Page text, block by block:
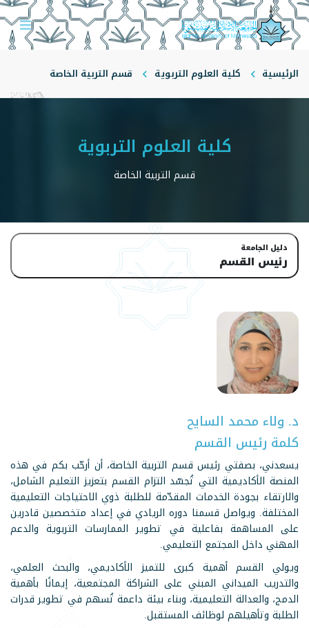
الرئيسية كلية العلوم التربوية قسم التربية الخاصة
كلية العلوم التربوية
قسم التربية الخاصة
دليل الجامعة
رئيس القسم
د. ولاء محمد السايح
كلمة رئيس القسم
يسعدني، بصفتي رئيس قسم التربية الخاصة، أن أرحّب بكم في هذه
المنصة الأكاديمية التي تُجسّد التزام القسم بتعزيز التعليم الشامل،
والارتقاء بجودة الخدمات المقدّمة للطلبة ذوي الاحتياجات التعليمية
المختلفة. ويواصل قسمنا دوره الريادي في إعداد متخصصين قادرين
على المساهمة بفاعلية في تطوير الممارسات التربوية والدعم
المهني داخل المجتمع التعليمي.
ويولي القسم أهمية كبرى للتميز الأكاديمي، والبحث العلمي،
والتدريب الميداني المبني على الشراكة المجتمعية، إيمانًا بأهمية
الدمج، والعدالة التعليمية، وبناء بيئة داعمة تُسهم في تطوير قدرات
الطلبة وتأهيلهم لوظائف المستقبل.